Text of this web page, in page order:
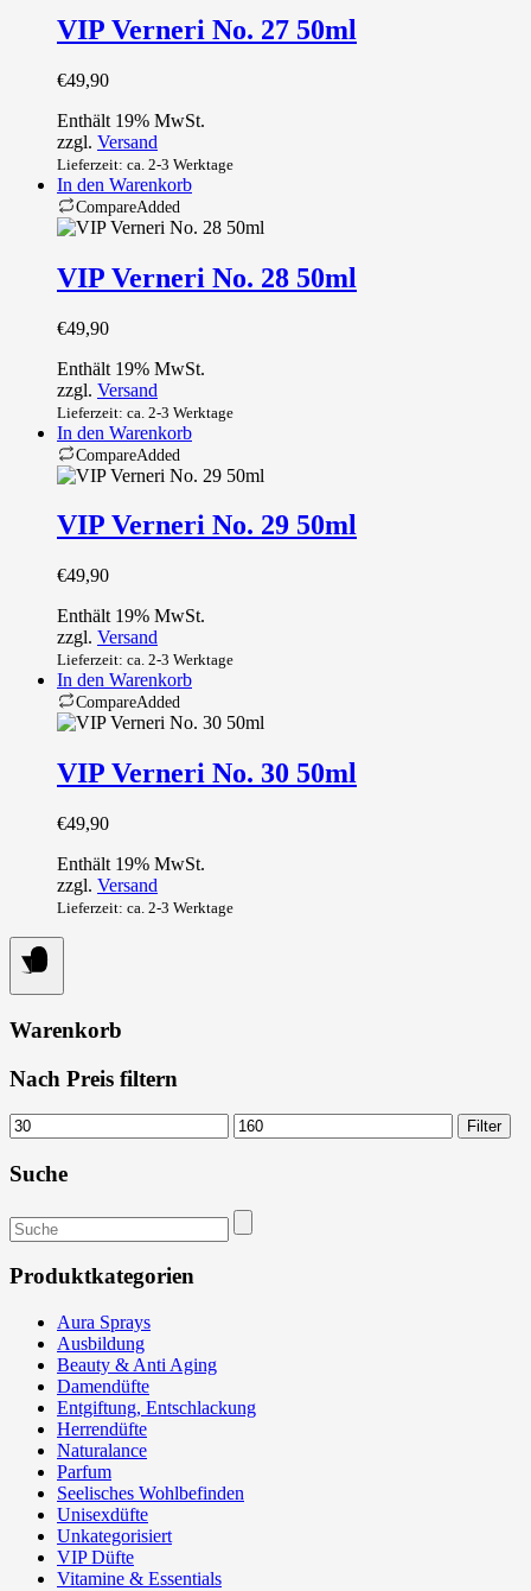
VIP Verneri No. 27 50ml
€49,90
Enthält 19% MwSt.
zzgl. Versand
Lieferzeit: ca. 2-3 Werktage
In den Warenkorb
CompareAdded
VIP Verneri No. 28 50ml
€49,90
Enthält 19% MwSt.
zzgl. Versand
Lieferzeit: ca. 2-3 Werktage
In den Warenkorb
CompareAdded
VIP Verneri No. 29 50ml
€49,90
Enthält 19% MwSt.
zzgl. Versand
Lieferzeit: ca. 2-3 Werktage
In den Warenkorb
CompareAdded
VIP Verneri No. 30 50ml
€49,90
Enthält 19% MwSt.
zzgl. Versand
Lieferzeit: ca. 2-3 Werktage
Warenkorb
Nach Preis filtern
Min.
Preis
Max.
Preis
Filter
Suche
Suchen
nach:
Produktkategorien
Aura Sprays
Ausbildung
Beauty & Anti Aging
Damendüfte
Entgiftung, Entschlackung
Herrendüfte
Naturalance
Parfum
Seelisches Wohlbefinden
Unisexdüfte
Unkategorisiert
VIP Düfte
Vitamine & Essentials